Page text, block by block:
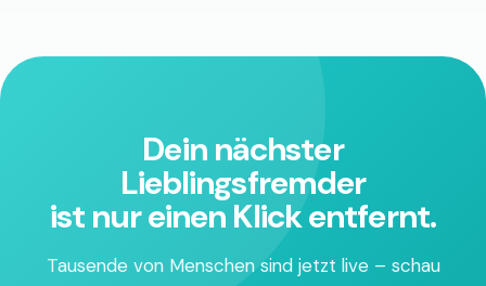
Dein nächster
Lieblingsfremder
ist nur einen Klick entfernt.
Tausende von Menschen sind jetzt live – schau